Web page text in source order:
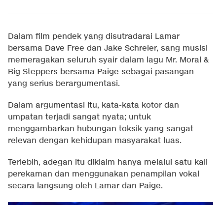
Dalam film pendek yang disutradarai Lamar
bersama Dave Free dan Jake Schreier, sang musisi
memeragakan seluruh syair dalam lagu Mr. Moral &
Big Steppers bersama Paige sebagai pasangan
yang serius berargumentasi.
Dalam argumentasi itu, kata-kata kotor dan
umpatan terjadi sangat nyata; untuk
menggambarkan hubungan toksik yang sangat
relevan dengan kehidupan masyarakat luas.
Terlebih, adegan itu diklaim hanya melalui satu kali
perekaman dan menggunakan penampilan vokal
secara langsung oleh Lamar dan Paige.